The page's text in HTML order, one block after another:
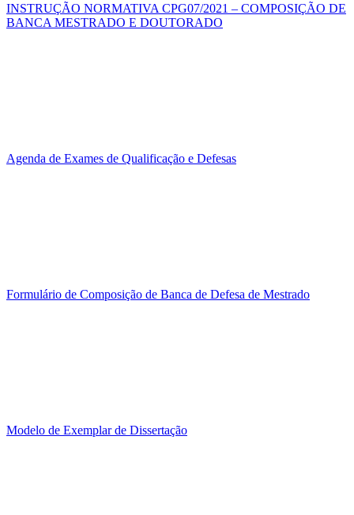
INSTRUÇÃO NORMATIVA CPG07/2021 – COMPOSIÇÃO DE
BANCA MESTRADO E DOUTORADO
Agenda de Exames de Qualificação e Defesas
Formulário de Composição de Banca de Defesa de Mestrado
Modelo de Exemplar de Dissertação